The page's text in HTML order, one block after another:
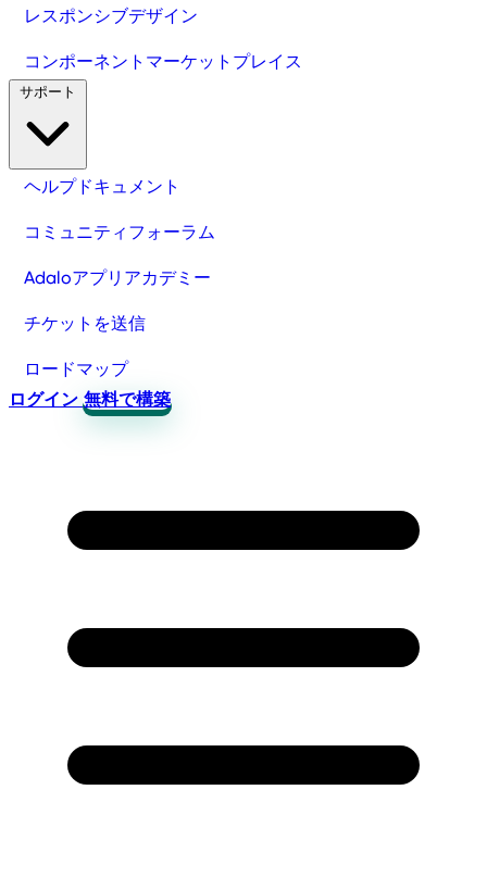
レスポンシブデザイン
コンポーネントマーケットプレイス
ヘルプドキュメント
コミュニティフォーラム
Adaloアプリアカデミー
チケットを送信
ロードマップ
ログイン 無料で構築